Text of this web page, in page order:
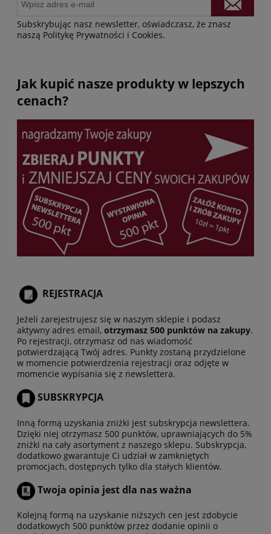
Subskrybując nasz newsletter, oświadczasz, że znasz
naszą Politykę Prywatności i Cookies.
Jak kupić nasze produkty w lepszych
cenach?
REJESTRACJA
Jeżeli zarejestrujesz się w naszym sklepie i podasz
aktywny adres email, otrzymasz 500 punktów na zakupy.
Po rejestracji, otrzymasz od nas wiadomość
potwierdzającą Twój adres. Punkty zostaną przydzielone
w momencie potwierdzenia rejestracji oraz odjęte w
momencie wypisania się z newslettera.
SUBSKRYPCJA
Inną formą uzyskania zniżki jest subskrypcja newslettera.
Dzięki niej otrzymasz 500 punktów, uprawniających do 5%
zniżki na cały asortyment z naszego sklepu. Subskrypcja,
dodatkowo gwarantuje Ci udział w zamkniętych
promocjach, dostępnych tylko dla stałych klientów.
Twoja opinia jest dla nas ważna
Kolejną formą na uzyskanie niższych cen jest zdobycie
dodatkowych 500 punktów przez dodanie opinii o